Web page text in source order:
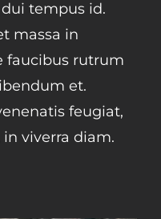
tempus id.
massa in
faucibus rutrum
et.
feugiat,
viverra diam.